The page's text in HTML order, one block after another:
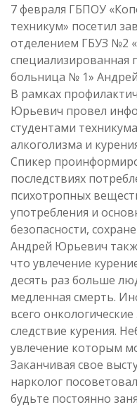
7 февраля ГБПОУ
техникум» посетил
отделением ГБУЗ №2
специализированная
больница № 1»
В рамках
Юрьевич провел
студентами
алкоголизма и
Спикер
последствиях
психотропных
употребления и
безопасности,
Андрей Юрьевич
что увлечение
десять раз больше
медленная смерть.
всего
следствие курения.
увлечение которым
Заканчивая свое
нарколог
будьте постоянно